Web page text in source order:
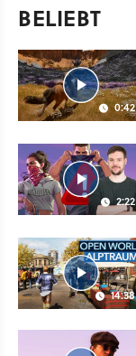
BELIEBT
0:42
2:22
14:38